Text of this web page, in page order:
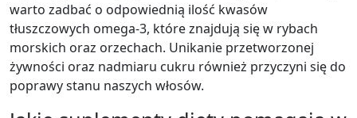
warto zadbać o odpowiednią ilość kwasów
tłuszczowych omega-3, które znajdują się w rybach
morskich oraz orzechach. Unikanie przetworzonej
żywności oraz nadmiaru cukru również przyczyni się do
poprawy stanu naszych włosów.